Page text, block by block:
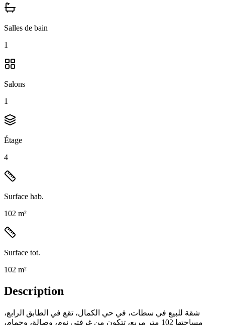
Salles de bain
1
Salons
1
Étage
4
Surface hab.
102 m²
Surface tot.
102 m²
Description
شقة للبيع في سطات، في حي الكمال، تقع في الطابق الرابع،
مساحتها 102 متر مربع، تتكون من غرفتي نوم، وصالة، وحمام،